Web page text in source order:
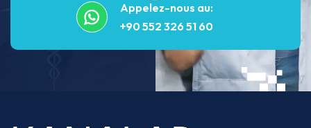
Appelez-nous au:
+90 552 326 51 60